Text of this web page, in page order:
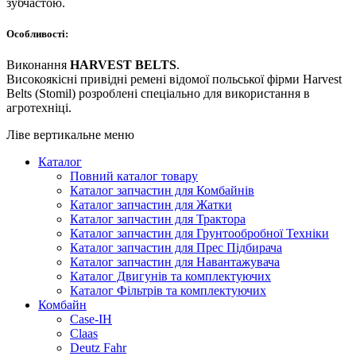
Особливості:
Виконання HARVEST BELTS.
Високоякісні привідні ремені відомої польської фірми Harvest
Belts (Stomil) розроблені спеціально для використання в
агротехніці.
Ліве вертикальне меню
Каталог
Повний каталог товару
Каталог запчастин для Комбайнів
Каталог запчастин для Жатки
Каталог запчастин для Трактора
Каталог запчастин для Грунтообробної Техніки
Каталог запчастин для Прес Підбирача
Каталог запчастин для Навантажувача
Каталог Двигунів та комплектуючих
Каталог Фільтрів та комплектуючих
Комбайн
Case-IH
Claas
Deutz Fahr